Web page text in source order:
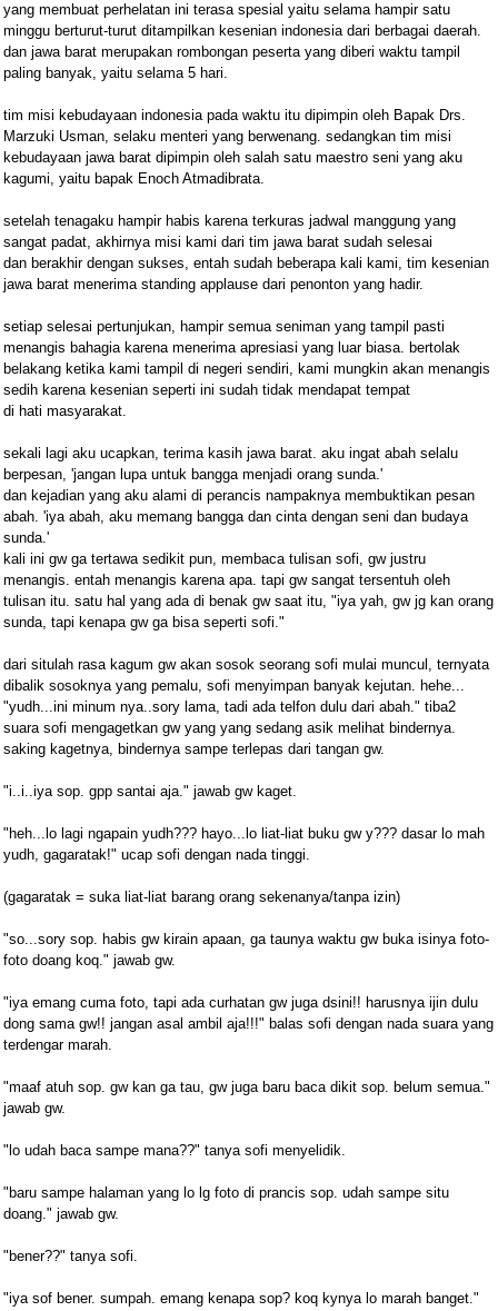
yang membuat perhelatan ini terasa spesial yaitu selama hampir satu
minggu berturut-turut ditampilkan kesenian indonesia dari berbagai daerah.
dan jawa barat merupakan rombongan peserta yang diberi waktu tampil
paling banyak, yaitu selama 5 hari.
tim misi kebudayaan indonesia pada waktu itu dipimpin oleh Bapak Drs.
Marzuki Usman, selaku menteri yang berwenang. sedangkan tim misi
kebudayaan jawa barat dipimpin oleh salah satu maestro seni yang aku
kagumi, yaitu bapak Enoch Atmadibrata.
setelah tenagaku hampir habis karena terkuras jadwal manggung yang
sangat padat, akhirnya misi kami dari tim jawa barat sudah selesai
dan berakhir dengan sukses, entah sudah beberapa kali kami, tim kesenian
jawa barat menerima standing applause dari penonton yang hadir.
setiap selesai pertunjukan, hampir semua seniman yang tampil pasti
menangis bahagia karena menerima apresiasi yang luar biasa. bertolak
belakang ketika kami tampil di negeri sendiri, kami mungkin akan menangis
sedih karena kesenian seperti ini sudah tidak mendapat tempat
di hati masyarakat.
sekali lagi aku ucapkan, terima kasih jawa barat. aku ingat abah selalu
berpesan, 'jangan lupa untuk bangga menjadi orang sunda.'
dan kejadian yang aku alami di perancis nampaknya membuktikan pesan
abah. 'iya abah, aku memang bangga dan cinta dengan seni dan budaya
sunda.'
kali ini gw ga tertawa sedikit pun, membaca tulisan sofi, gw justru
menangis. entah menangis karena apa. tapi gw sangat tersentuh oleh
tulisan itu. satu hal yang ada di benak gw saat itu, "iya yah, gw jg kan orang
sunda, tapi kenapa gw ga bisa seperti sofi."
dari situlah rasa kagum gw akan sosok seorang sofi mulai muncul, ternyata
dibalik sosoknya yang pemalu, sofi menyimpan banyak kejutan. hehe...
"yudh...ini minum nya..sory lama, tadi ada telfon dulu dari abah." tiba2
suara sofi mengagetkan gw yang yang sedang asik melihat bindernya.
saking kagetnya, bindernya sampe terlepas dari tangan gw.
"i..i..iya sop. gpp santai aja." jawab gw kaget.
"heh...lo lagi ngapain yudh??? hayo...lo liat-liat buku gw y??? dasar lo mah
yudh, gagaratak!" ucap sofi dengan nada tinggi.
(gagaratak = suka liat-liat barang orang sekenanya/tanpa izin)
"so...sory sop. habis gw kirain apaan, ga taunya waktu gw buka isinya foto-
foto doang koq." jawab gw.
"iya emang cuma foto, tapi ada curhatan gw juga dsini!! harusnya ijin dulu
dong sama gw!! jangan asal ambil aja!!!" balas sofi dengan nada suara yang
terdengar marah.
"maaf atuh sop. gw kan ga tau, gw juga baru baca dikit sop. belum semua."
jawab gw.
"lo udah baca sampe mana??" tanya sofi menyelidik.
"baru sampe halaman yang lo lg foto di prancis sop. udah sampe situ
doang." jawab gw.
"bener??" tanya sofi.
"iya sof bener. sumpah. emang kenapa sop? koq kynya lo marah banget."